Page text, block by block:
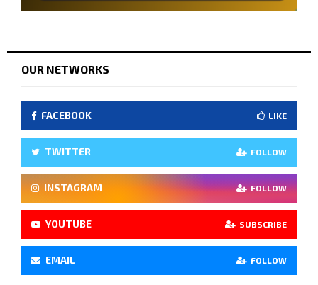
OUR NETWORKS
FACEBOOK LIKE
TWITTER FOLLOW
INSTAGRAM FOLLOW
YOUTUBE SUBSCRIBE
EMAIL FOLLOW